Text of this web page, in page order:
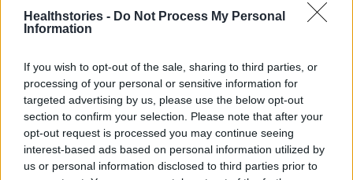
Healthstories - Do Not Process My Personal
Information
If you wish to opt-out of the sale, sharing to third parties, or
processing of your personal or sensitive information for
targeted advertising by us, please use the below opt-out
section to confirm your selection. Please note that after your
opt-out request is processed you may continue seeing
interest-based ads based on personal information utilized by
us or personal information disclosed to third parties prior to
αφήνει ανοιχτά ερωτήματα. Οι ερευνητές
ακριβή μηχανισμό με τον οποίο οι ηλεκτρικές
ταλαντώσεις του εγκεφάλου επηρεάζουν τη
ροή του εγκεφαλονωτιαίου υγρού. Επιπλέον, η
έρευνα έγινε σε νέους, υγιείς συμμετέχοντες·
χρειάζονται μελλοντικές μελέτες σε
μεγαλύτερες ηλικίες και σε άτομα με